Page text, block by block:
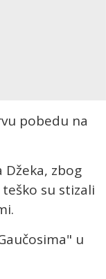
pobedu na
zbog
su stizali
u